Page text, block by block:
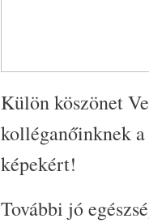
Külön köszönet
kolléganőinknek a
képekért!
További jó